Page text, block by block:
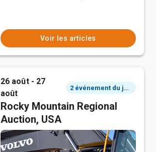
Voir les articles
26 août - 27
août
2 événement du jour
Rocky Mountain Regional
Auction, USA